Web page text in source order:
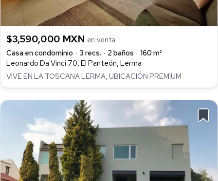
$3,590,000 MXN en venta
Casa en condominio
3 recs. 2 baños
160 m²
Leonardo Da Vinci 70, El Panteón, Lerma
VIVE EN LA TOSCANA LERMA, UBICACIÓN PREMIUM